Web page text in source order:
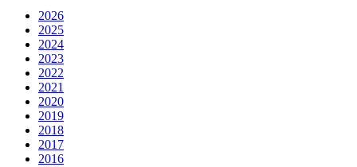
2026
2025
2024
2023
2022
2021
2020
2019
2018
2017
2016